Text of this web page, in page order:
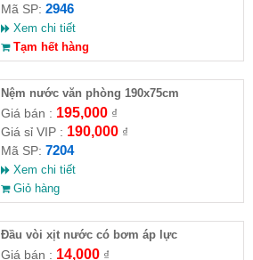
Mã SP: 2946
Xem chi tiết
Tạm hết hàng
Nệm nước văn phòng 190x75cm
Giá bán : 195,000₫
Giá sỉ VIP : 190,000₫
Mã SP: 7204
Xem chi tiết
Giỏ hàng
Đầu vòi xịt nước có bơm áp lực
Giá bán : 14,000₫